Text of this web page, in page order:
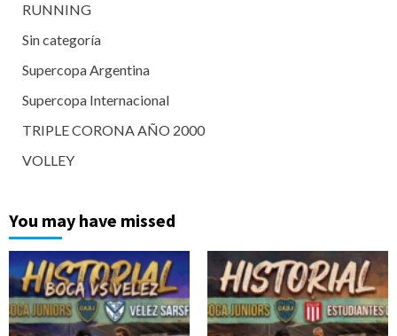
RUNNING
Sin categoría
Supercopa Argentina
Supercopa Internacional
TRIPLE CORONA AÑO 2000
VOLLEY
You may have missed